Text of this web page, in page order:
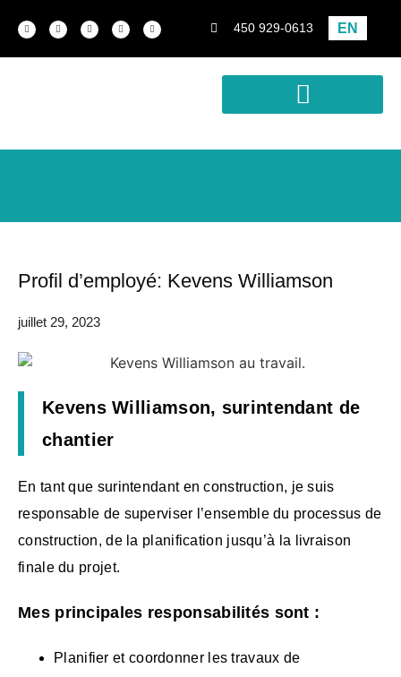
450 929-0613 EN
Profil d’employé: Kevens Williamson
juillet 29, 2023
Kevens Williamson, surintendant de
chantier
En tant que surintendant en construction, je suis
responsable de superviser l’ensemble du processus de
construction, de la planification jusqu’à la livraison
finale du projet.
Mes principales responsabilités sont :
Planifier et coordonner les travaux de